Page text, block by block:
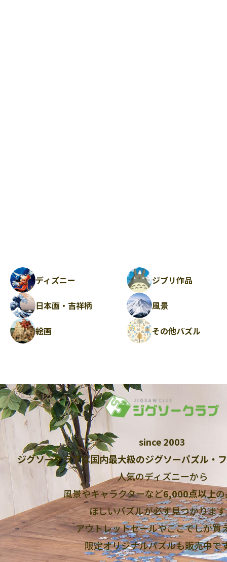
ディズニー ジブリ作品
日本画・吉祥柄 風景
絵画 その他パズル
since 2003
ジグソークラブは国内最大級のジグソーパズル・
人気のディズニーから
風景やキャラクターなど6,000点以上
ほしいパズルが必ず見つかりま
アウトレットセールやここでしか買
限定オリジナルパズルも販売中で